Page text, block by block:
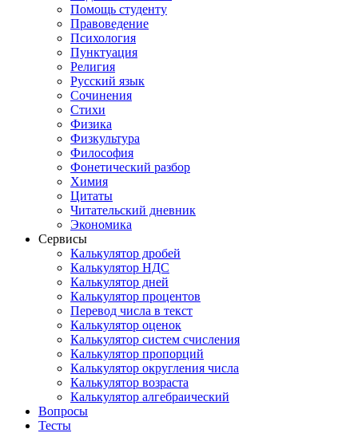
Помощь студенту
Правоведение
Психология
Пунктуация
Религия
Русский язык
Сочинения
Стихи
Физика
Физкультура
Философия
Фонетический разбор
Химия
Цитаты
Читательский дневник
Экономика
Сервисы
Калькулятор дробей
Калькулятор НДС
Калькулятор дней
Калькулятор процентов
Перевод числа в текст
Калькулятор оценок
Калькулятор систем счисления
Калькулятор пропорций
Калькулятор округления числа
Калькулятор возраста
Калькулятор алгебраический
Вопросы
Тесты